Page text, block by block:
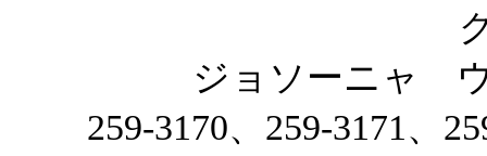
ジョソーニャ
259-3170、259-3171、